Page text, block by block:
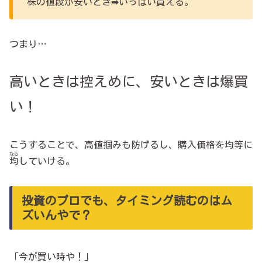
つまり…
高いときは控えめに、安いときは爆買
い！
こうすることで、高値掴みも防げるし、購入価格を均等に
均
なら
していける。
投資のプロでも、タイミング読むのはム
ズいんやで？
「今が買い時や！」